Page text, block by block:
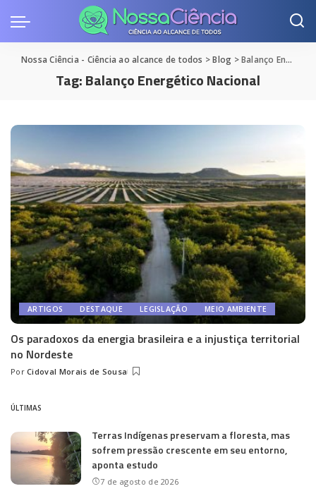
Nossa Ciência - Ciência ao alcance de todos >Blog >Balanço Energético Nacional
Tag:Balanço Energético Nacional
ARTIGOS DESTAQUE LEGISLAÇÃO MEIO AMBIENTE
Os paradoxos da energia brasileira e a injustiça territorial
no Nordeste
Posted
Por Cidoval Morais de Sousa
ÚLTIMAS
Terras Indígenas preservam a floresta, mas
sofrem pressão crescente em seu entorno,
aponta estudo
7 de agosto de 2026